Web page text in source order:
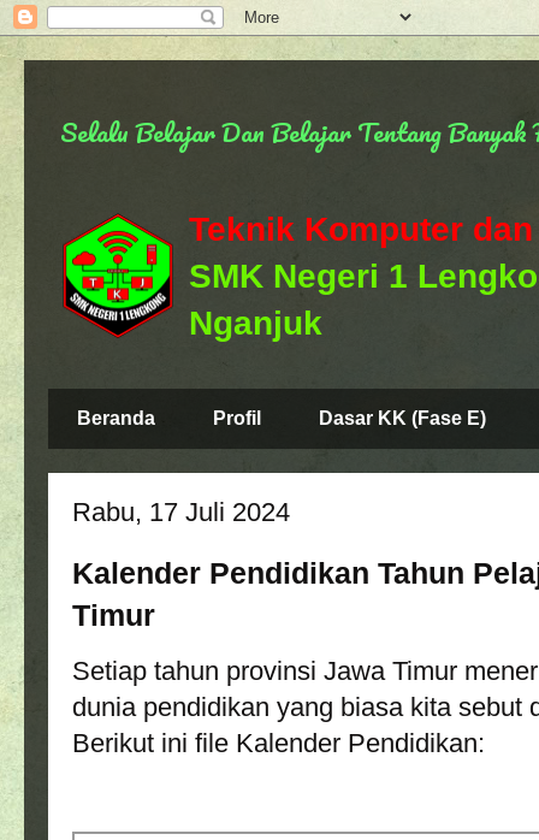
Selalu Belajar Dan Belajar Tentang
Teknik Komputer
SMK Negeri 1
Nganjuk
Beranda Profil Dasar KK (Fase E)
Rabu, 17 Juli 2024
Kalender Pendidikan Tahun
Timur
Setiap tahun provinsi Jawa Timur
dunia pendidikan yang biasa kita sebut
Berikut ini file Kalender Pendidikan: